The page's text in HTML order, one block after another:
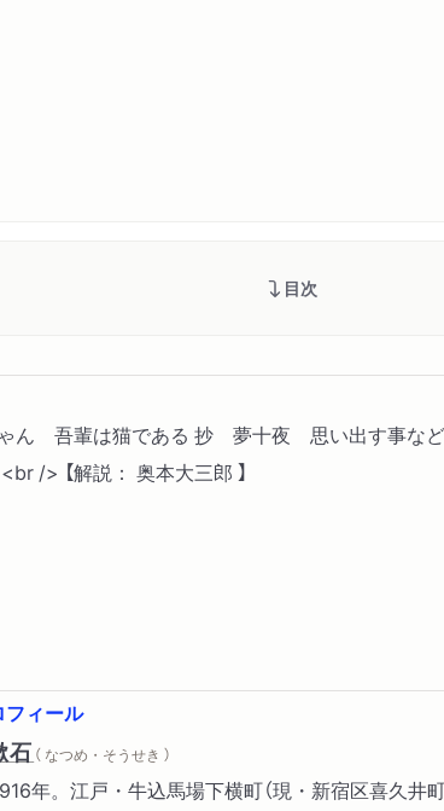
目次
ん 吾輩は猫である 抄 夢十夜 思い出す事な
/> 【解説： 奥本大三郎 】
ィール
石 （ なつめ・そうせき ）
年。江戸・牛込馬場下横町（現・新宿区喜久